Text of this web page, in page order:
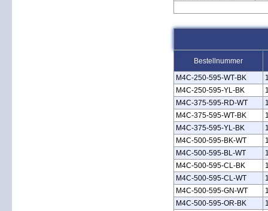
Bestellnummer
M4C‑250‑595‑WT‑BK
M4C‑250‑595‑YL‑BK
M4C‑375‑595‑RD‑WT
M4C‑375‑595‑WT‑BK
M4C‑375‑595‑YL‑BK
M4C‑500‑595‑BK‑WT
M4C‑500‑595‑BL‑WT
M4C‑500‑595‑CL‑BK
M4C‑500‑595‑CL‑WT
M4C‑500‑595‑GN‑WT
M4C‑500‑595‑OR‑BK